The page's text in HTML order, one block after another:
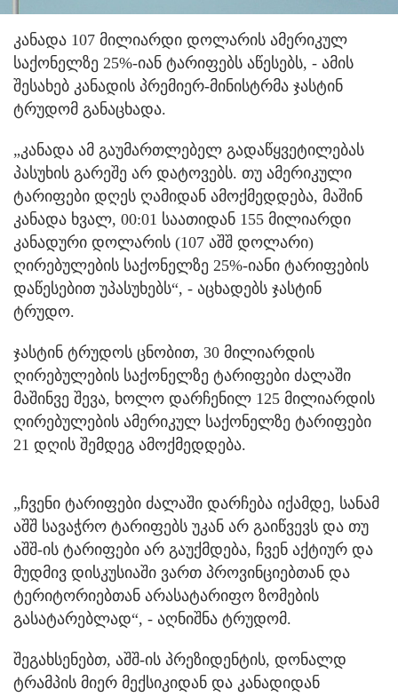
კანადა 107 მილიარდი დოლარის ამერიკულ
საქონელზე 25%-იან ტარიფებს აწესებს, - ამის
შესახებ კანადის პრემიერ-მინისტრმა ჯასტინ
ტრუდომ განაცხადა.
„კანადა ამ გაუმართლებელ გადაწყვეტილებას
პასუხის გარეშე არ დატოვებს. თუ ამერიკული
ტარიფები დღეს ღამიდან ამოქმედდება, მაშინ
კანადა ხვალ, 00:01 საათიდან 155 მილიარდი
კანადური დოლარის (107 აშშ დოლარი)
ღირებულების საქონელზე 25%-იანი ტარიფების
დაწესებით უპასუხებს“, - აცხადებს ჯასტინ
ტრუდო.
ჯასტინ ტრუდოს ცნობით, 30 მილიარდის
ღირებულების საქონელზე ტარიფები ძალაში
მაშინვე შევა, ხოლო დარჩენილ 125 მილიარდის
ღირებულების ამერიკულ საქონელზე ტარიფები
21 დღის შემდეგ ამოქმედდება.
„ჩვენი ტარიფები ძალაში დარჩება იქამდე, სანამ
აშშ სავაჭრო ტარიფებს უკან არ გაიწვევს და თუ
აშშ-ის ტარიფები არ გაუქმდება, ჩვენ აქტიურ და
მუდმივ დისკუსიაში ვართ პროვინციებთან და
ტერიტორიებთან არასატარიფო ზომების
გასატარებლად“, - აღნიშნა ტრუდომ.
შეგახსენებთ, აშშ-ის პრეზიდენტის, დონალდ
ტრამპის მიერ მექსიკიდან და კანადიდან